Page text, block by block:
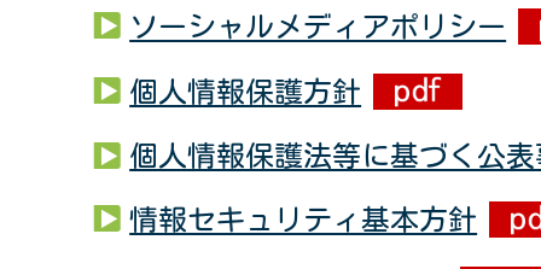
ソーシャルメディアポリシー
個人情報保護方針
個人情報保護法等に基づく公
情報セキュリティ基本方針